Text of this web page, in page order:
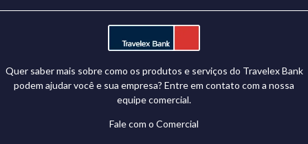
Quer saber mais sobre como os produtos e serviços do Travelex Bank
podem ajudar você e sua empresa? Entre em contato com a nossa
equipe comercial.
Fale com o Comercial